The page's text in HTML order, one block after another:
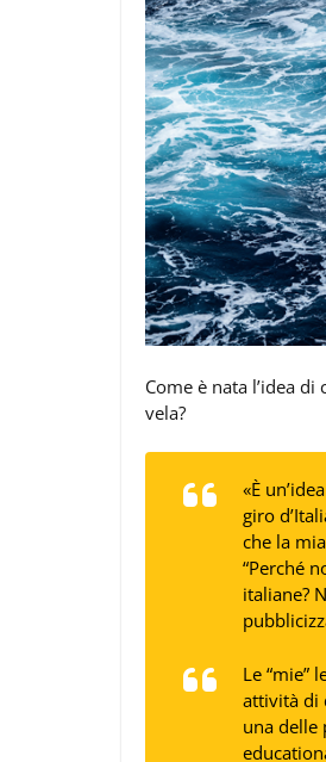
Come è nata l’idea
vela?
«È
giro
che la
“Perché
italiane?
Le “mie”
attività di
una delle